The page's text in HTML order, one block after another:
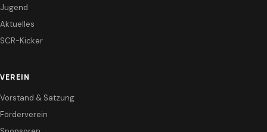
Jugend
Aktuelles
SCR-Kicker
VEREIN
Vorstand & Satzung
Förderverein